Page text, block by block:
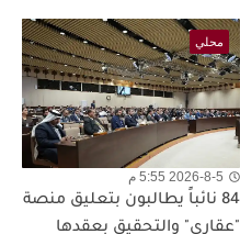
محلي
2026-8-5 5:55 م
84 نائباً يطالبون بتعليق منصة
"عقاري" والتحقيق بعقدها